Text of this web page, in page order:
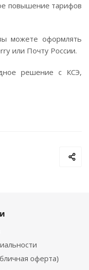
повышение тарифов
можете оформлять
или Почту России.
решение с КСЭ,
оферта)